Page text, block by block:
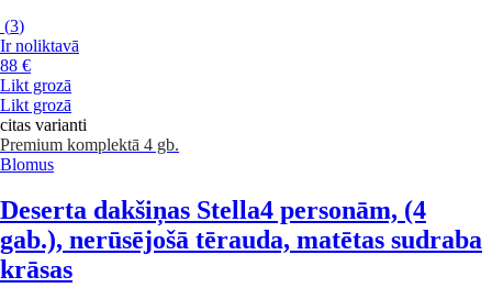
(3)
Ir noliktavā
88 €
Likt grozā
Likt grozā
citas varianti
Premium komplektā 4 gb.
Blomus
Deserta dakšiņas Stella4 personām, (4
gab.), nerūsējošā tērauda, matētas sudraba
krāsas